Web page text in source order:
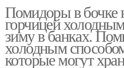
Помидоры в бочке
горчицей
зиму в банках.
холодным
которые могут